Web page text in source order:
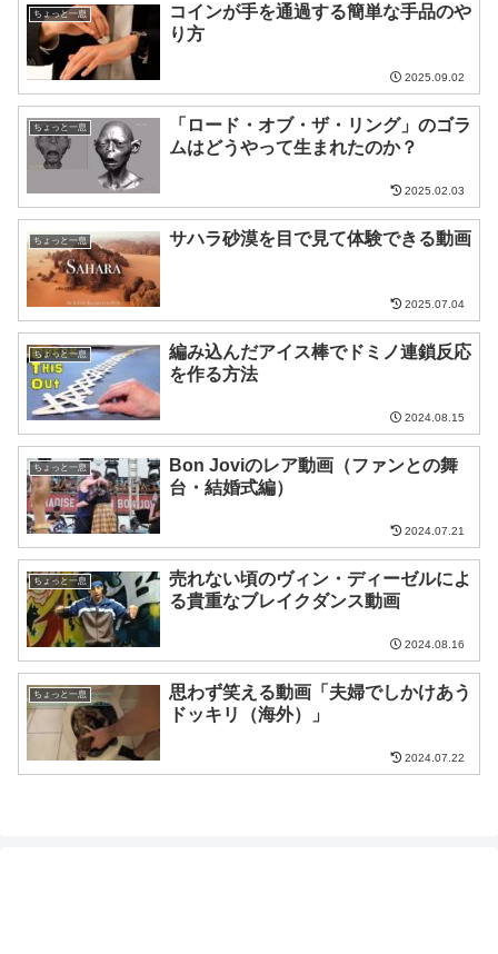
ちょっと一息
コインが手を通過する簡単な手品のや
り方
2025.09.02
ちょっと一息
「ロード・オブ・ザ・リング」のゴラ
ムはどうやって生まれたのか？
2025.02.03
ちょっと一息 サハラ砂漠を目で見て体験できる動画
2025.07.04
ちょっと一息
編み込んだアイス棒でドミノ連鎖反応
を作る方法
2024.08.15
ちょっと一息
Bon Joviのレア動画（ファンとの舞
台・結婚式編）
2024.07.21
ちょっと一息
売れない頃のヴィン・ディーゼルによ
る貴重なブレイクダンス動画
2024.08.16
ちょっと一息
思わず笑える動画「夫婦でしかけあう
ドッキリ（海外）」
2024.07.22